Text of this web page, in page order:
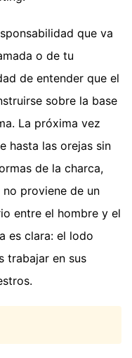
que va
o de tu
de entender que el
sobre la base
La próxima vez
hasta las orejas sin
de la charca,
proviene de un
entre el hombre y el
es clara: el lodo
trabajar en sus